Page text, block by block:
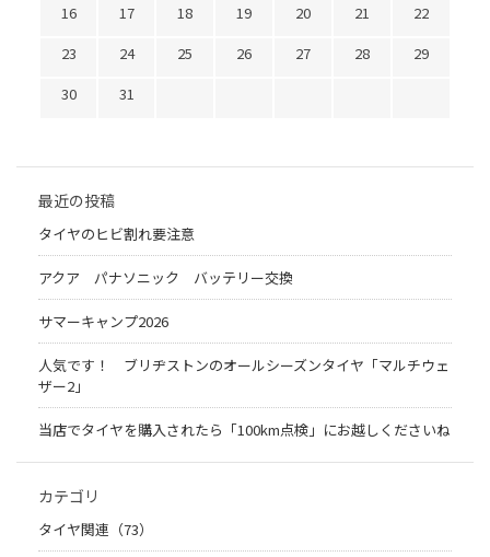
16
17 18 19 20 21
22
23
24 25 26 27 28
29
30
31
最近の投稿
タイヤのヒビ割れ要注意
アクア パナソニック バッテリー交換
サマーキャンプ2026
人気です！ ブリヂストンのオールシーズンタイヤ「マルチウェ
ザー2」
当店でタイヤを購入されたら「100km点検」にお越しくださいね
カテゴリ
タイヤ関連（73）